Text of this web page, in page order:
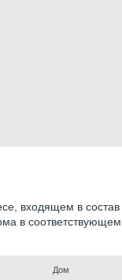
входящем в состав
в соответствующем
Дом